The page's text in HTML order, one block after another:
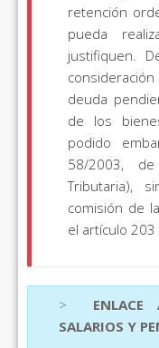
retención
pueda
justifiquen.
deuda
de los
podido
58/2003,
Tributaria),
comisión de
el artículo 203
>
ENLACE
SALARIOS Y